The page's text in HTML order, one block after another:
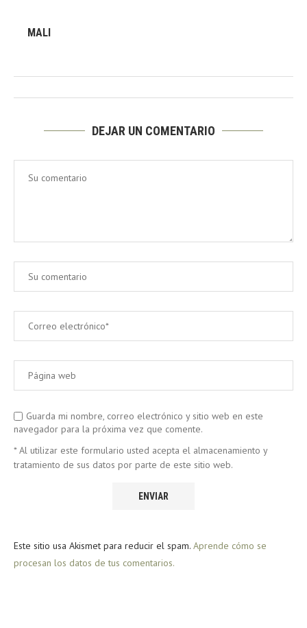
MALI
DEJAR UN COMENTARIO
Guarda mi nombre, correo electrónico y sitio web en este
navegador para la próxima vez que comente.
* Al utilizar este formulario usted acepta el almacenamiento y
tratamiento de sus datos por parte de este sitio web.
Este sitio usa Akismet para reducir el spam. Aprende cómo se
procesan los datos de tus comentarios.